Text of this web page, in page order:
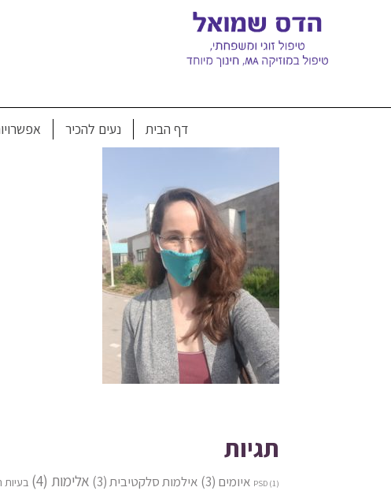
דף הבית נעים להכיר
תגיות
PSD (1) איומים (3) אילמות סלקטיבית(3) אלימות (4) בעיות